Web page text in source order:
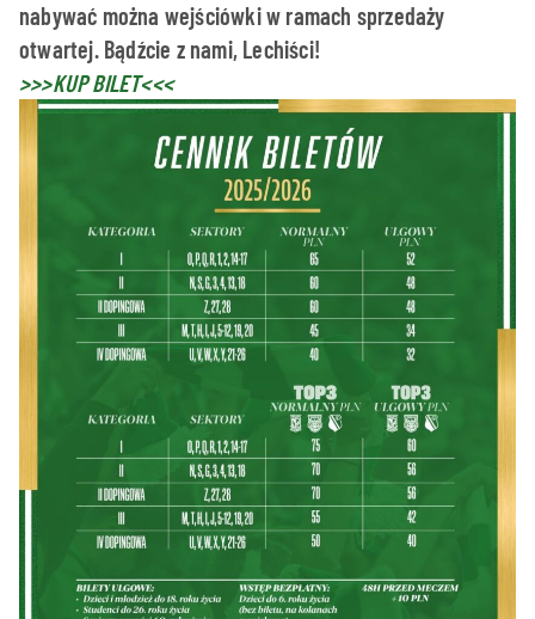
nabywać można wejściówki w ramach sprzedaży
otwartej. Bądźcie z nami, Lechiści!
>>>KUP BILET<<<